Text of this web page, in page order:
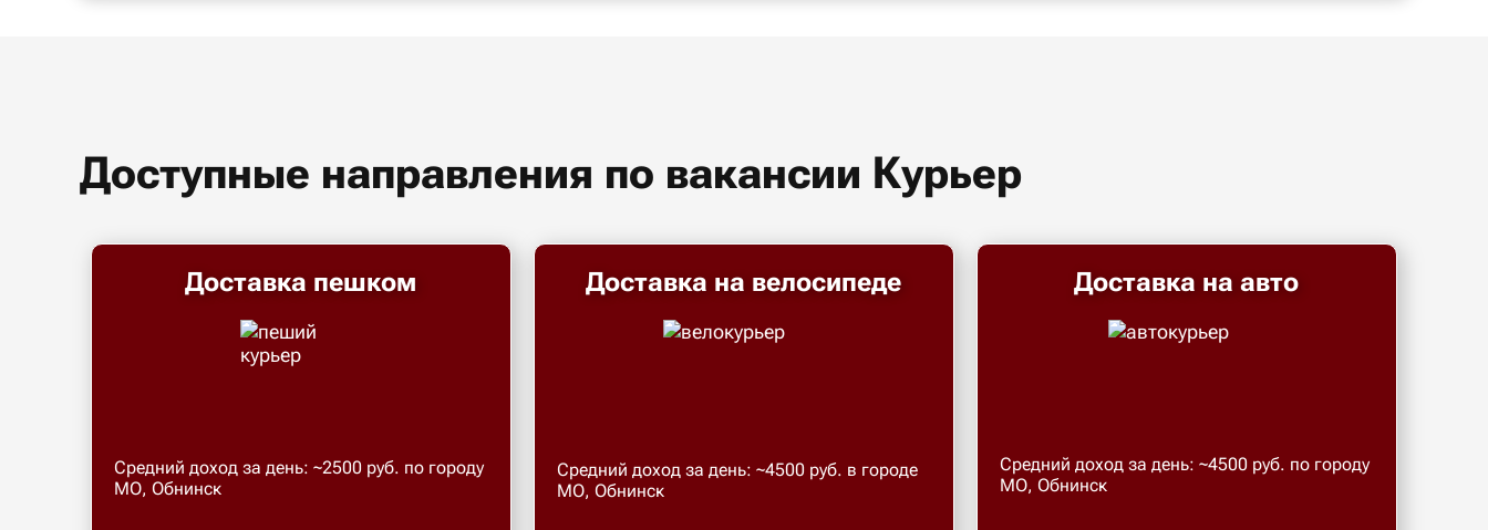
Доступные направления по вакансии Курьер
Доставка пешком
Средний доход за день: ~2500 руб. по городу
МО, Обнинск
Доставка на велосипеде
Средний доход за день: ~4500 руб. в городе
МО, Обнинск
Доставка на авто
Средний доход за день: ~4500 руб. по городу
МО, Обнинск